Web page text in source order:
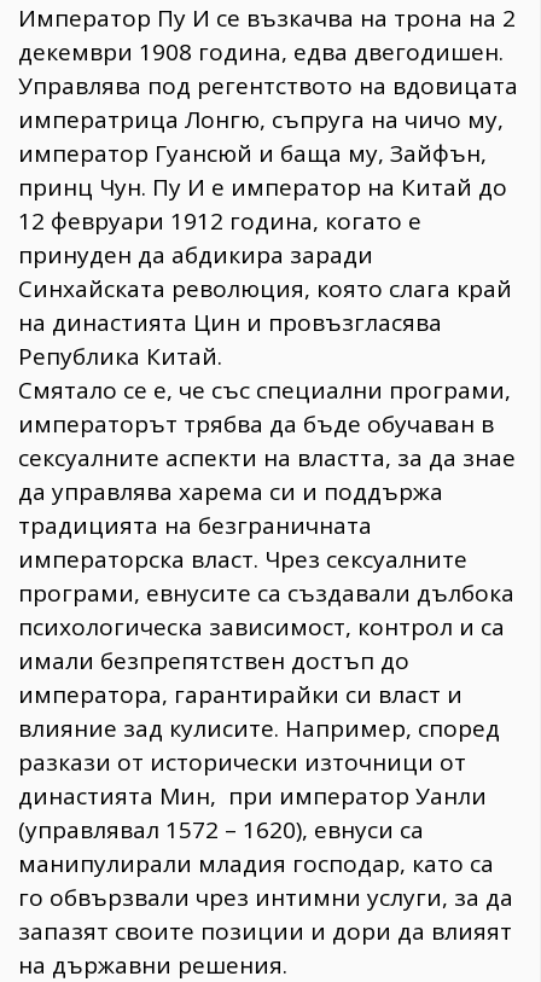
Император Пу И се възкачва на трона на 2
декември 1908 година, едва двегодишен.
Управлява под регентството на вдовицата
императрица Лонгю, съпруга на чичо му,
император Гуансюй и баща му, Зайфън,
принц Чун. Пу И е император на Китай до
12 февруари 1912 година, когато е
принуден да абдикира заради
Синхайската революция, която слага край
на династията Цин и провъзгласява
Република Китай.
Смятало се е, че със специални програми,
императорът трябва да бъде обучаван в
сексуалните аспекти на властта, за да знае
да управлява харема си и поддържа
традицията на безграничната
императорска власт. Чрез сексуалните
програми, евнусите са създавали дълбока
психологическа зависимост, контрол и са
имали безпрепятствен достъп до
императора, гарантирайки си власт и
влияние зад кулисите. Например, според
разкази от исторически източници от
династията Мин, при император Уанли
(управлявал 1572 – 1620), евнуси са
манипулирали младия господар, като са
го обвързвали чрез интимни услуги, за да
запазят своите позиции и дори да влияят
на държавни решения.